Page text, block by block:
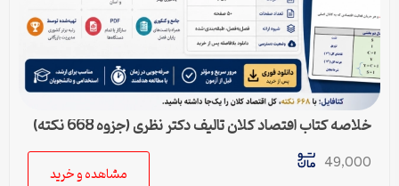
خلاصه کتاب اقتصاد کلان تالیف دکتر نظری (جزوه 668 نکته)
49,000
مشاهده و خرید